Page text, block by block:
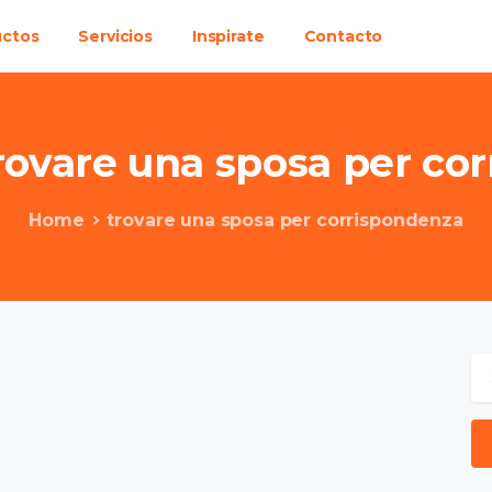
Servicios Inspirate Contacto
una sposa per
Home trovare una sposa per corrispondenza